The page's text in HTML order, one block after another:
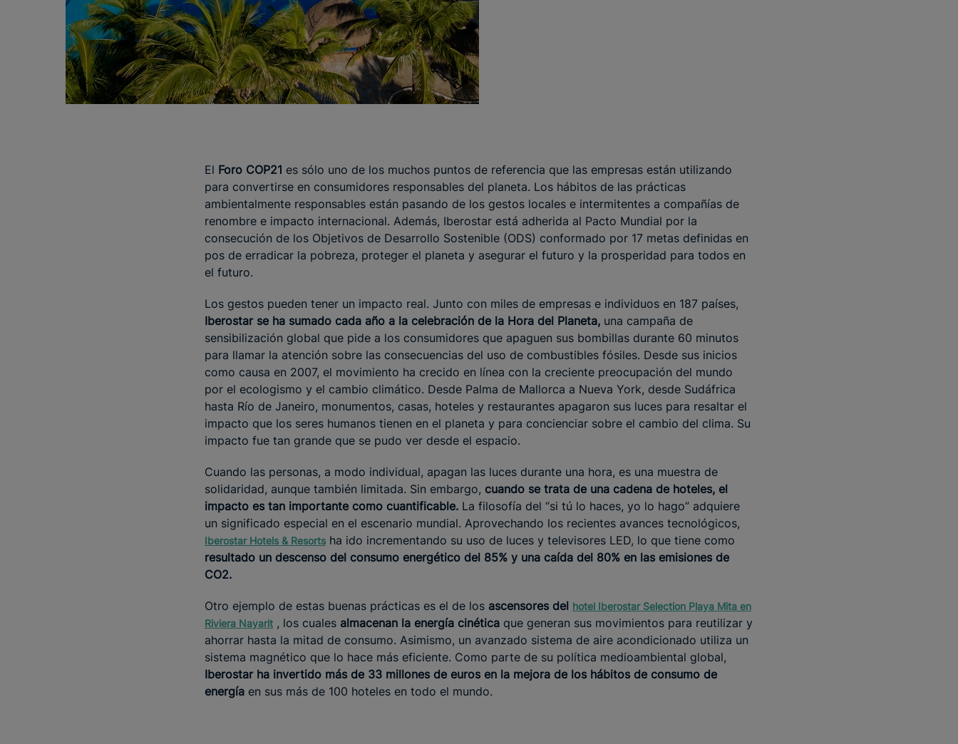
El Foro COP21 es sólo uno de los muchos puntos de referencia que las empresas están utilizando
para convertirse en consumidores responsables del planeta. Los hábitos de las prácticas
ambientalmente responsables están pasando de los gestos locales e intermitentes a compañías de
renombre e impacto internacional. Además, Iberostar está adherida al Pacto Mundial por la
consecución de los Objetivos de Desarrollo Sostenible (ODS) conformado por 17 metas definidas en
pos de erradicar la pobreza, proteger el planeta y asegurar el futuro y la prosperidad para todos en
el futuro.
Los gestos pueden tener un impacto real. Junto con miles de empresas e individuos en 187 países,
Iberostar se ha sumado cada año a la celebración de la Hora del Planeta, una campaña de
sensibilización global que pide a los consumidores que apaguen sus bombillas durante 60 minutos
para llamar la atención sobre las consecuencias del uso de combustibles fósiles. Desde sus inicios
como causa en 2007, el movimiento ha crecido en línea con la creciente preocupación del mundo
por el ecologismo y el cambio climático. Desde Palma de Mallorca a Nueva York, desde Sudáfrica
hasta Río de Janeiro, monumentos, casas, hoteles y restaurantes apagaron sus luces para resaltar el
impacto que los seres humanos tienen en el planeta y para concienciar sobre el cambio del clima. Su
impacto fue tan grande que se pudo ver desde el espacio.
Cuando las personas, a modo individual, apagan las luces durante una hora, es una muestra de
solidaridad, aunque también limitada. Sin embargo, cuando se trata de una cadena de hoteles, el
impacto es tan importante como cuantificable. La filosofía del “si tú lo haces, yo lo hago” adquiere
un significado especial en el escenario mundial. Aprovechando los recientes avances tecnológicos,
Iberostar Hotels & Resorts ha ido incrementando su uso de luces y televisores LED, lo que tiene como
resultado un descenso del consumo energético del 85% y una caída del 80% en las emisiones de
CO2.
Otro ejemplo de estas buenas prácticas es el de los ascensores del hotel Iberostar Selection Playa Mita en
Riviera Nayarit , los cuales almacenan la energía cinética que generan sus movimientos para reutilizar y
ahorrar hasta la mitad de consumo. Asimismo, un avanzado sistema de aire acondicionado utiliza un
sistema magnético que lo hace más eficiente. Como parte de su política medioambiental global,
Iberostar ha invertido más de 33 millones de euros en la mejora de los hábitos de consumo de
energía en sus más de 100 hoteles en todo el mundo.